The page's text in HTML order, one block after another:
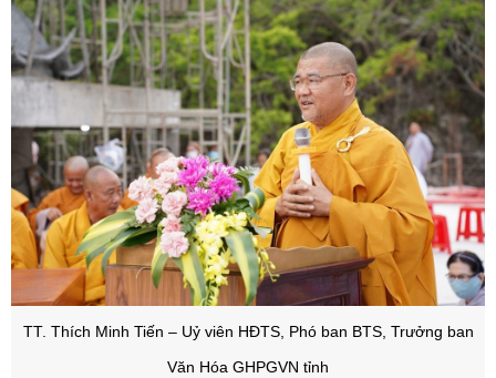
TT. Thích Minh Tiến – Uỷ viên HĐTS, Phó ban BTS, Trưởng ban
Văn Hóa GHPGVN tỉnh